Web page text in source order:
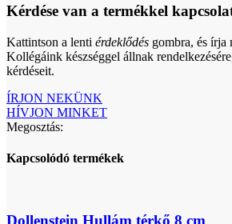
Kérdése van a termékkel
Kattintson a lenti érdeklődés gombra, és írja
Kollégáink készséggel állnak
kérdéseit.
ÍRJON NEKÜNK
HÍVJON MINKET
Megosztás:
Kapcsolódó termékek
Dollenstein Hullám térkő 8 cm